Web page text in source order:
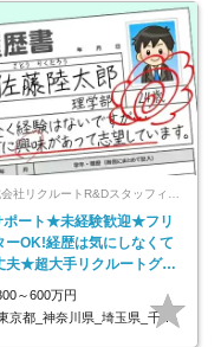
ポート★未経験歓迎★フリ
ーOK!経歴は気にしなくて
夫★超大手リクルートグル
の正社員/sg
～600万円
京都_神奈川県_埼玉県_千葉県_大阪府…